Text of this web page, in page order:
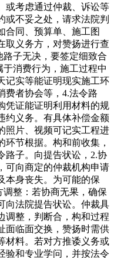
或考虑通过仲裁、诉讼等
或不妥之处，请求法院判
合同、预算单、施工图
取义务方，对赞扬进行查
子无决，要签定细致合
消费行为，施工过程中
记实等能证明现实施工环
费者协会等，4.法令路
凭证能证明利用材料的规
约义务。有具体补偿金额
照片、视频可记实工程进
节根据。构和前收集，
路子。向提告状讼，2.协
可向商定的仲裁机构申请
本身丧失。为可能的保
整：若协商无果，确保
向法院提告状讼。仲裁具
调整，判断合，构和过程
面临面交换，赞扬时需供
材料。若对方推诿义务或
验和专业学问，并按法令